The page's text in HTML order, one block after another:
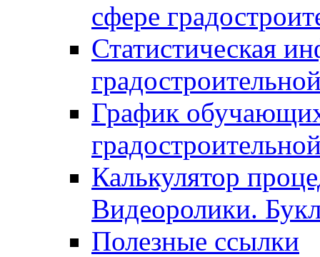
сфере
Статистическая
График
Калькулятор
Видеоролики.
Полезные ссылки